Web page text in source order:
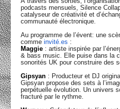
podcasts mensuels, Silence
catalyseur de créativité et
communauté électronique.
Au programme de l’évent: une
comme invité.es :
Maggie : artiste inspirée par
& bass music. Elle puise dans la
sonorités UK pour construire des
Gipsyan: Producteur et DJ
Gipsyan propose des sets à
perpétuelle évolution. Un univers
fracturé par le rythme.